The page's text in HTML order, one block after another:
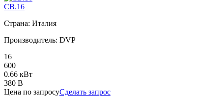
CB.16
Страна: Италия
Производитель: DVP
16
600
0.66 кВт
380 В
Цена по запросуСделать запрос